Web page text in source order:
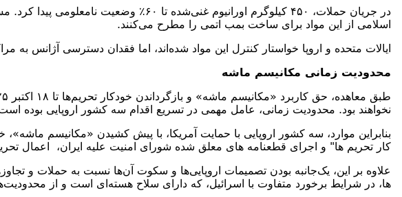
در جریان حملات، ۴۵۰ کیلوگرم اورانیوم
اسلامی از این مواد برای ساخت بمب اتمی را مطرح می‌کنند.
ایالات متحده و اروپا خواستار کنترل این مواد شده‌اند، اما فقدان دسترسی آژانس به
محدودیت زمانی مکانیسم ماشه
نخواهند بود. محدودیت زمانی، عامل مهمی در تسریع اقدام سه کشور اروپایی بوده
کار تحریم ها" و اجرای قطعنامه های معلق شده شورای امنیت علیه ایران، اعمال
علاوه بر این، یک‌جانبه بودن تصمیمات اروپایی‌ها و سکوت آن‌ها نسبت به حملات و
ها، در شرایط برخورد متفاوت با اسرائیل، که دارای سلاح هسته‌ای است و از